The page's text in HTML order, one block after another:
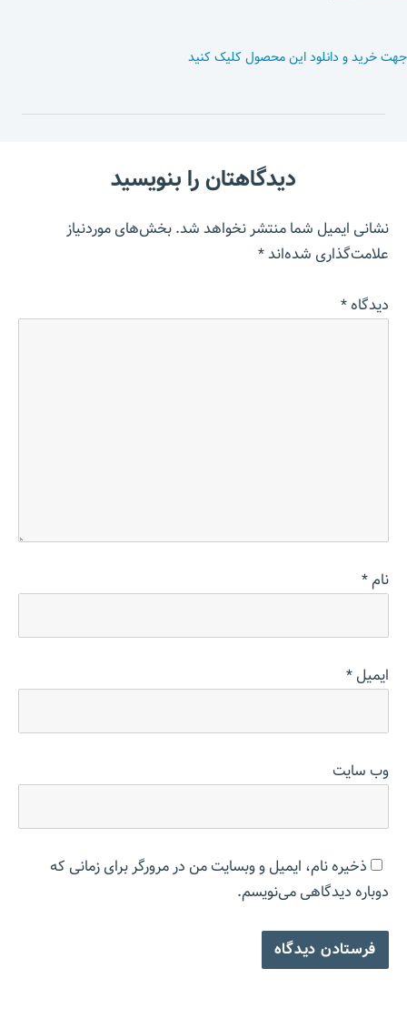
جهت خرید و دانلود این محصول کلیک کنید
دیدگاهتان را بنویسید
نشانی ایمیل شما منتشر نخواهد شد.بخش‌های موردنیاز
علامت‌گذاری شده‌اند*
دیدگاه*
نام*
ایمیل*
وب‌ سایت
ذخیره نام، ایمیل و وبسایت من در مرورگر برای زمانی که
دوباره دیدگاهی می‌نویسم.